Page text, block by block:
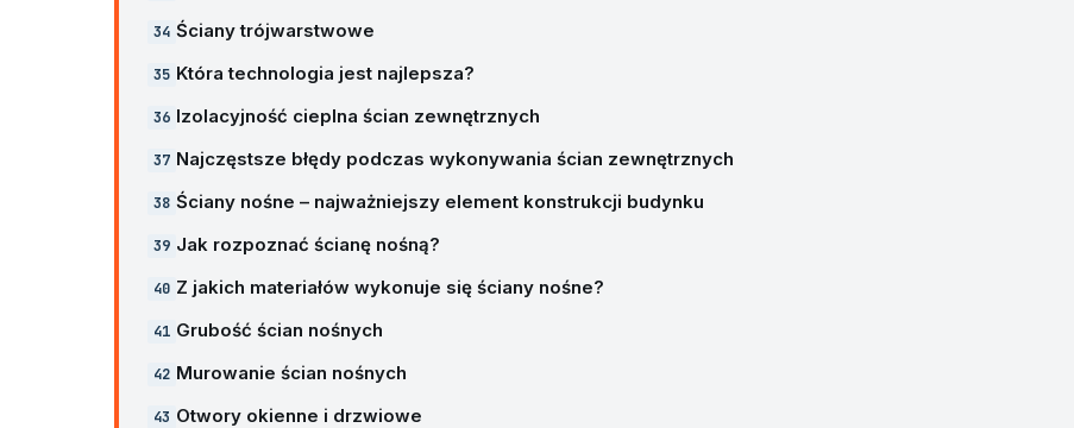
Ściany trójwarstwowe
Która technologia jest najlepsza?
Izolacyjność cieplna ścian zewnętrznych
Najczęstsze błędy podczas wykonywania ścian zewnętrznych
Ściany nośne – najważniejszy element konstrukcji budynku
Jak rozpoznać ścianę nośną?
Z jakich materiałów wykonuje się ściany nośne?
Grubość ścian nośnych
Murowanie ścian nośnych
Otwory okienne i drzwiowe